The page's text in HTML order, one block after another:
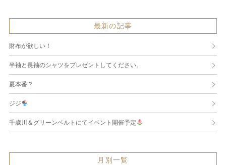
最新の記事
財布が欲しい！
半袖と長袖のシャツをプレゼントしてください。
夏本番？
ジジ
千歳川＆グリーンベルトにてイベント開催予定
月別一覧